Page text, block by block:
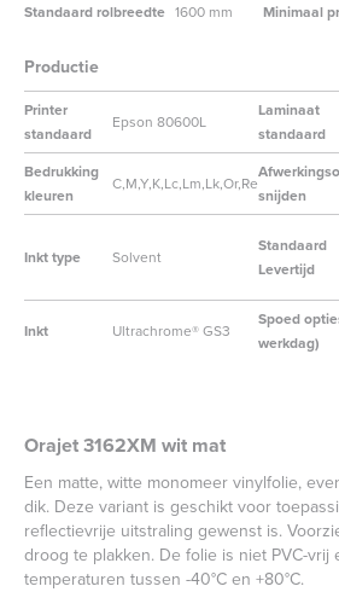
Standaard rolbreedte 1600 mm Minimaal
Productie
Printer
standaard
Epson 80600L
Laminaat
standaard
Bedrukking
kleuren
C,M,Y,K,Lc,Lm,Lk,Or,Re
snijden
Inkt type Solvent
Standaard
Levertijd
Inkt Ultrachrome® GS3
Spoed
werkdag)
Orajet 3162XM wit mat
Een matte, witte monomeer vinylfolie,
dik. Deze variant is geschikt voor
reflectievrije uitstraling gewenst is.
droog te plakken. De folie is niet PVC-vrij
temperaturen tussen -40°C en +80°C.